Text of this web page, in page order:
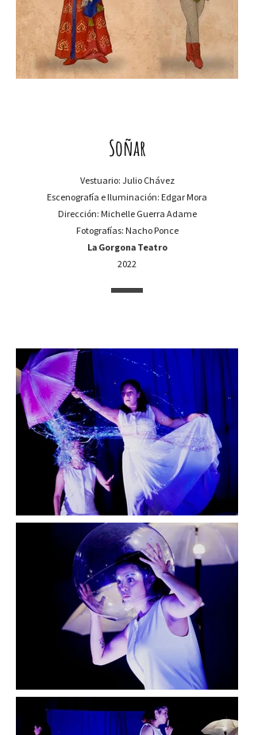
Soñar
Vestuario: Julio Chávez
Escenografía e Iluminación: Edgar Mora
Dirección: Michelle Guerra Adame
Fotografías: Nacho Ponce
La Gorgona Teatro
2022